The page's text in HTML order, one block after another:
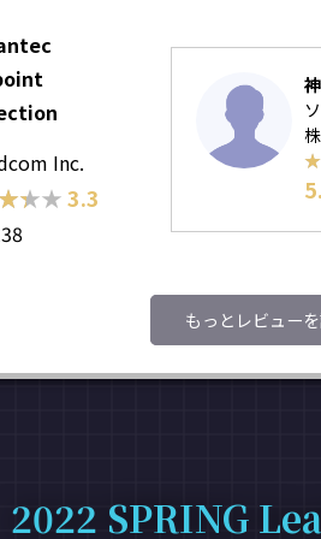
Inc.
3.3
もっとレビュー
2022 SPRING